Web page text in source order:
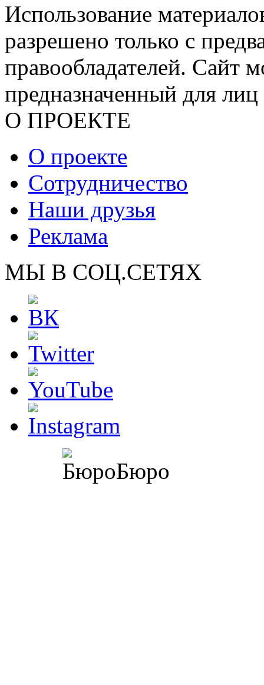
Использование
разрешено только с
правообладателей. Сайт
предназначенный для
О ПРОЕКТЕ
О проекте
Сотрудничество
Наши друзья
Реклама
МЫ В СОЦ.СЕТЯХ